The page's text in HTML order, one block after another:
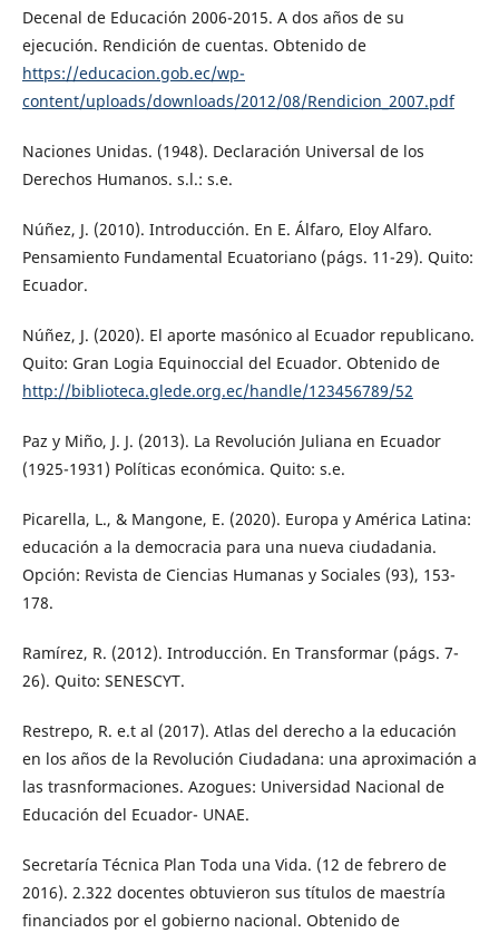
Decenal de Educación 2006-2015. A dos años de su
ejecución. Rendición de cuentas. Obtenido de
https://educacion.gob.ec/wp-
content/uploads/downloads/2012/08/Rendicion_2007.pdf
Naciones Unidas. (1948). Declaración Universal de los
Derechos Humanos. s.l.: s.e.
Núñez, J. (2010). Introducción. En E. Álfaro, Eloy Alfaro.
Pensamiento Fundamental Ecuatoriano (págs. 11-29). Quito:
Ecuador.
Núñez, J. (2020). El aporte masónico al Ecuador republicano.
Quito: Gran Logia Equinoccial del Ecuador. Obtenido de
http://biblioteca.glede.org.ec/handle/123456789/52
Paz y Miño, J. J. (2013). La Revolución Juliana en Ecuador
(1925-1931) Políticas económica. Quito: s.e.
Picarella, L., & Mangone, E. (2020). Europa y América Latina:
educación a la democracia para una nueva ciudadania.
Opción: Revista de Ciencias Humanas y Sociales (93), 153-
178.
Ramírez, R. (2012). Introducción. En Transformar (págs. 7-
26). Quito: SENESCYT.
Restrepo, R. e.t al (2017). Atlas del derecho a la educación
en los años de la Revolución Ciudadana: una aproximación a
las trasnformaciones. Azogues: Universidad Nacional de
Educación del Ecuador- UNAE.
Secretaría Técnica Plan Toda una Vida. (12 de febrero de
2016). 2.322 docentes obtuvieron sus títulos de maestría
financiados por el gobierno nacional. Obtenido de